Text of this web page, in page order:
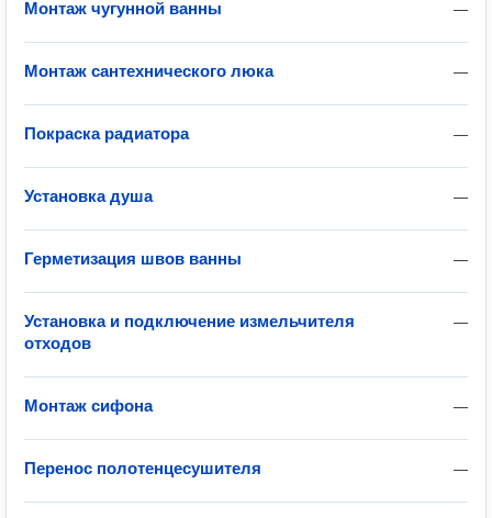
—
Монтаж чугунной ванны
—
Монтаж сантехнического люка
—
Покраска радиатора
—
Установка душа
—
Герметизация швов ванны
—
Установка и подключение измельчителя
отходов
—
Монтаж сифона
—
Перенос полотенцесушителя